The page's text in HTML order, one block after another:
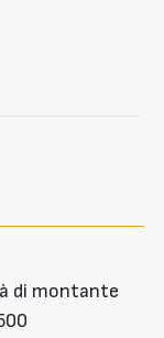
di montante